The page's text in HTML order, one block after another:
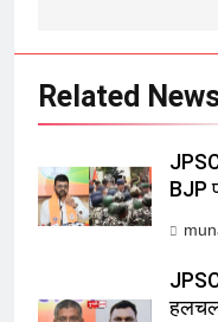
Related
BJP